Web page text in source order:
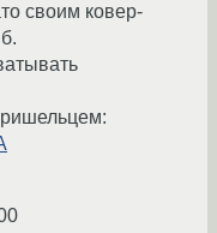
своим ковер-